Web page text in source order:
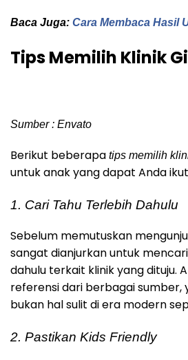
Baca Juga: Cara Membaca Hasil
Tips Memilih Klinik
Sumber : Envato
Berikut beberapa tips memilih
untuk anak yang dapat Anda
1. Cari Tahu Terlebih Dahulu
Sebelum memutuskan
sangat dianjurkan untuk
dahulu terkait klinik yang dituju.
referensi dari berbagai sumber,
bukan hal sulit di era modern
2. Pastikan Kids Friendly